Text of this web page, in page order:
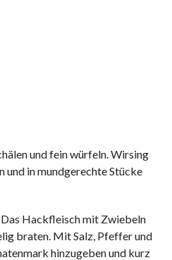
und fein würfeln. Wirsing
und in mundgerechte Stücke
Hackfleisch mit Zwiebeln
braten. Mit Salz, Pfeffer und
hinzugeben und kurz